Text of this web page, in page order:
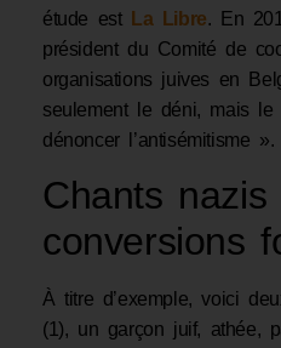
étude est La Libre. En
président du Comité de
organisations juives en
seulement le déni, mais
dénoncer l’antisémitisme ».
Chants nazis
conversions
À titre d’exemple, voici
(1), un garçon juif, athée,